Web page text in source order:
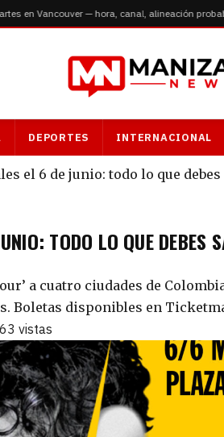
Vancouver — hora, canal, alineación probable
DEPORTES INTERNACIONAL
el 6 de junio: todo lo que
TODO LO QUE DEBES
a cuatro ciudades de
Boletas disponibles en
63 vistas